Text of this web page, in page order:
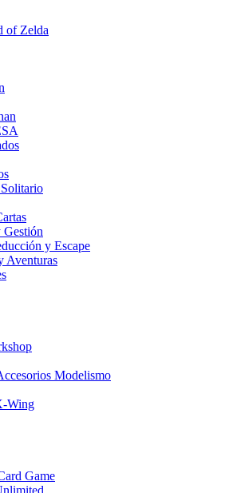
of Zelda
Gestión
y Escape
Aventuras
Modelismo
Wing
Game